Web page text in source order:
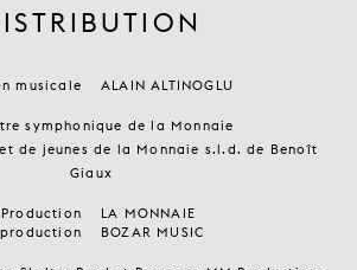
musicale ALAIN ALTINOGLU
symphonique de la Monnaie
de jeunes de la Monnaie s.l.d. de Benoît
Giaux
Production
LA MONNAIE
BOZAR MUSIC